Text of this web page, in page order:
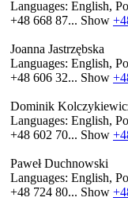
Languages: English,
+48 668 87... Show
Joanna Jastrzębska
Languages: English,
+48 606 32... Show
Dominik
Languages: English,
+48 602 70... Show
Paweł Duchnowski
Languages: English,
+48 724 80... Show